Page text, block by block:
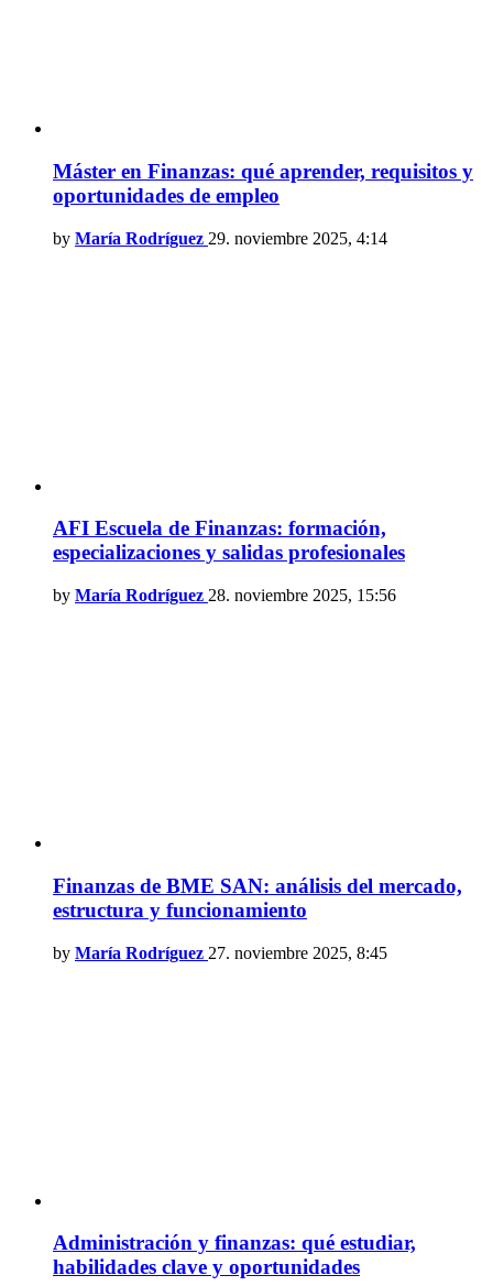
Máster en Finanzas: qué aprender, requisitos y
oportunidades de empleo
by María Rodríguez 29. noviembre 2025, 4:14
AFI Escuela de Finanzas: formación,
especializaciones y salidas profesionales
by María Rodríguez 28. noviembre 2025, 15:56
Finanzas de BME SAN: análisis del mercado,
estructura y funcionamiento
by María Rodríguez 27. noviembre 2025, 8:45
Administración y finanzas: qué estudiar,
habilidades clave y oportunidades